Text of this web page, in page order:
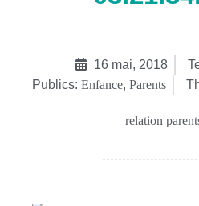
16 mai, 2018
Publics: Enfance, Parents
relation